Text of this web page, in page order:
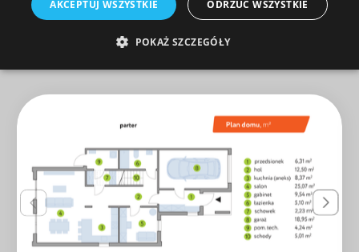
AKCEPTUJ WSZYSTKIE ODRZUĆ WSZYSTKIE
POKAŻ SZCZEGÓŁY